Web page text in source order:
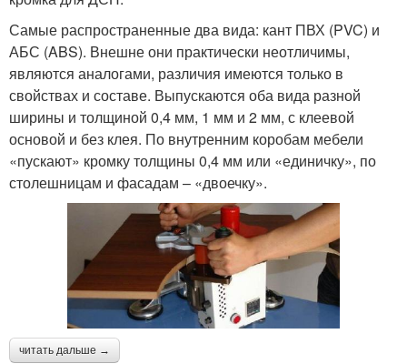
Самые распространенные два вида: кант ПВХ (PVC) и
АБС (ABS). Внешне они практически неотличимы,
являются аналогами, различия имеются только в
свойствах и составе. Выпускаются оба вида разной
ширины и толщиной 0,4 мм, 1 мм и 2 мм, с клеевой
основой и без клея. По внутренним коробам мебели
«пускают» кромку толщины 0,4 мм или «единичку», по
столешницам и фасадам – «двоечку».
читать дальше →